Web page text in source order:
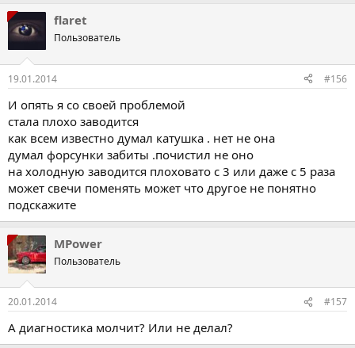
flaret
Пользователь
19.01.2014 #156
И опять я со своей проблемой
стала плохо заводится
как всем известно думал катушка . нет не она
думал форсунки забиты .почистил не оно
на холодную заводится плоховато с 3 или даже с 5 раза
может свечи поменять может что другое не понятно
подскажите
MPower
Пользователь
20.01.2014 #157
А диагностика молчит? Или не делал?